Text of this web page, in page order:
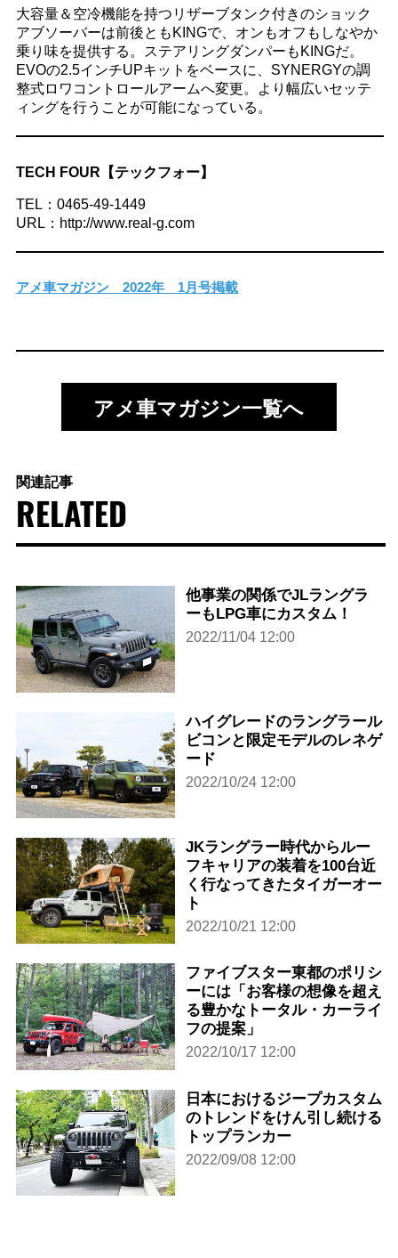
大容量＆空冷機能を持つリザーブタンク付きのショック
アブソーバーは前後ともKINGで、オンもオフもしなやか
乗り味を提供する。ステアリングダンパーもKINGだ。
EVOの2.5インチUPキットをベースに、SYNERGYの調
整式ロワコントロールアームへ変更。より幅広いセッテ
ィングを行うことが可能になっている。
TECH FOUR【テックフォー】
TEL：0465-49-1449
URL：http://www.real-g.com
アメ車マガジン 2022年 1月号掲載
アメ車マガジン一覧へ
関連記事
RELATED
他事業の関係でJLラングラ
ーもLPG車にカスタム！
2022/11/04 12:00
ハイグレードのラングラール
ビコンと限定モデルのレネゲ
ード
2022/10/24 12:00
JKラングラー時代からルー
フキャリアの装着を100台近
く行なってきたタイガーオー
ト
2022/10/21 12:00
ファイブスター東都のポリシ
ーには「お客様の想像を超え
る豊かなトータル・カーライ
フの提案」
2022/10/17 12:00
日本におけるジープカスタム
のトレンドをけん引し続ける
トップランカー
2022/09/08 12:00